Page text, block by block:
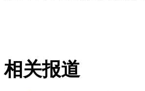
深圳儿童医院挂号员贴"逐客"告示
相关报道